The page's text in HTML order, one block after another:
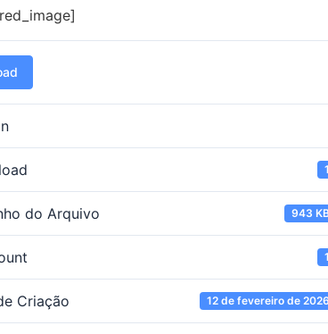
1
do Arquivo 943
1
Criação 12 de fevereiro de 2026